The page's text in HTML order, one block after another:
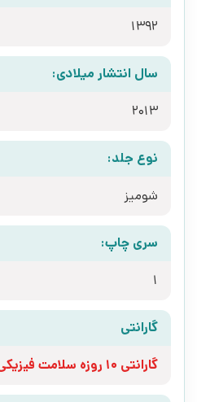
1392
سال انتشار میلادی:
2013
نوع جلد:
شومیز
سری چاپ:
1
گارانتی
گارانتی 10 روزه سلامت فیزیکی کتاب